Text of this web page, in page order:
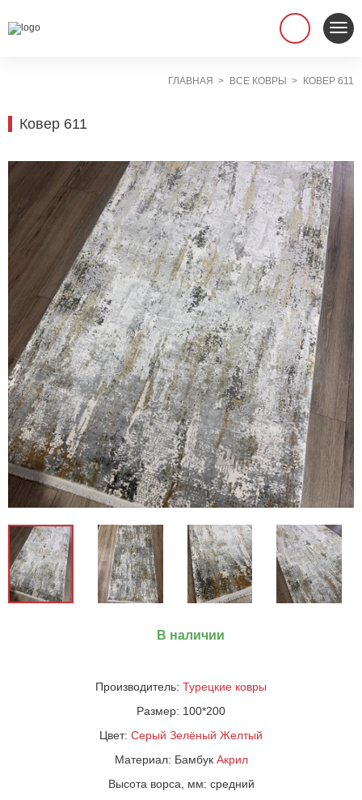
ГЛАВНАЯ ВСЕ КОВРЫ КОВЕР 611
Ковер 611
В наличии
Производитель: Турецкие ковры
Размер: 100*200
Цвет: Серый Зелёный Желтый
Материал: Бамбук Акрил
Высота ворса, мм: средний